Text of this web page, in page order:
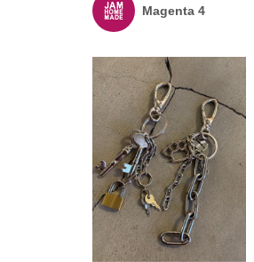
Magenta 4